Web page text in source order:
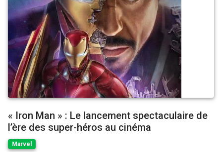
« Iron Man » : Le lancement spectaculaire de
l’ère des super-héros au cinéma
Marvel